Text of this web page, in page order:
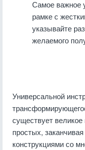
Самое важное
рамке с
указывайте
желаемого
Универсальной
существует
простых,
конструкциями со